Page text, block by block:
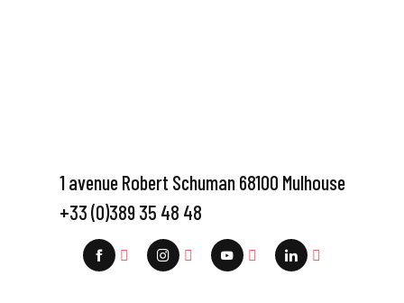
1 avenue Robert Schuman 68100 Mulhouse
+33 (0)389 35 48 48